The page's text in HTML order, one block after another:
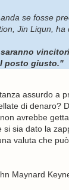
se fosse
Jin Liqun,
posto giusto."
assurdo a
di denaro?
avrebbe
si sia dato la
valuta che
Maynard